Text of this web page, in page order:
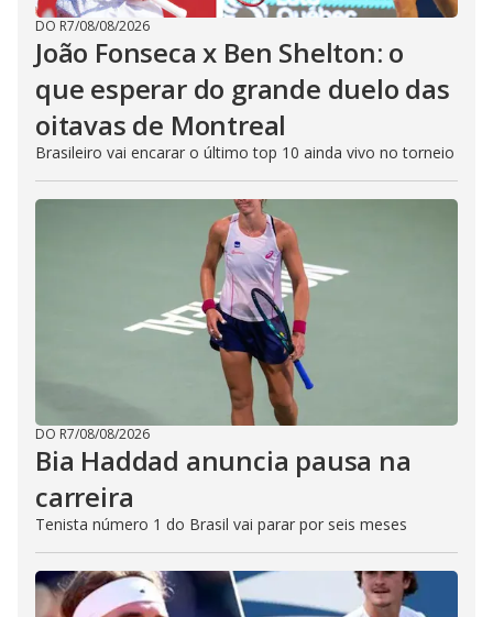
DO R7/08/08/2026
João Fonseca x Ben Shelton: o
que esperar do grande duelo das
oitavas de Montreal
Brasileiro vai encarar o último top 10 ainda vivo no torneio
DO R7/08/08/2026
Bia Haddad anuncia pausa na
carreira
Tenista número 1 do Brasil vai parar por seis meses